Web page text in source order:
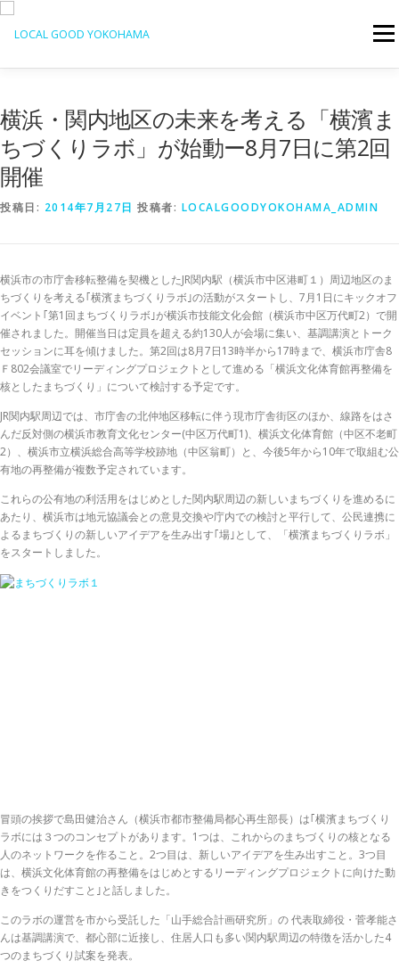
ス
キ
ッ
プ
メニ
横浜・関内地区の未来を考える「横濱ま
ちづくりラボ」が始動ー8月7日に第2回
開催
投稿日: 2014年7月27日 投稿者: LOCALGOODYOKOHAMA_ADMIN
横浜市の市庁舎移転整備を契機としたJR関内駅（横浜市中区港町１）周辺地区のま
ちづくりを考える｢横濱まちづくりラボ｣の活動がスタートし、7月1日にキックオフ
イベント｢第1回まちづくりラボ｣が横浜市技能文化会館（横浜市中区万代町2）で開
催されました。開催当日は定員を超える約130人が会場に集い、基調講演とトーク
セッションに耳を傾けました。第2回は8月7日13時半から17時まで、横浜市庁舎8
Ｆ802会議室でリーディングプロジェクトとして進める「横浜文化体育館再整備を
核としたまちづくり」について検討する予定です。
JR関内駅周辺では、市庁舎の北仲地区移転に伴う現市庁舎街区のほか、線路をはさ
んだ反対側の横浜市教育文化センター(中区万代町1)、横浜文化体育館（中区不老町
2）、横浜市立横浜総合高等学校跡地（中区翁町）と、今後5年から10年で取組む公
有地の再整備が複数予定されています。
これらの公有地の利活用をはじめとした関内駅周辺の新しいまちづくりを進めるに
あたり、横浜市は地元協議会との意見交換や庁内での検討と平行して、公民連携に
よるまちづくりの新しいアイデアを生み出す｢場｣として、「横濱まちづくりラボ」
をスタートしました。
冒頭の挨拶で島田健治さん（横浜市都市整備局都心再生部長）は｢横濱まちづくり
ラボには３つのコンセプトがあります。1つは、これからのまちづくりの核となる
人のネットワークを作ること。2つ目は、新しいアイデアを生み出すこと。3つ目
は、横浜文化体育館の再整備をはじめとするリーディングプロジェクトに向けた動
きをつくりだすこと｣と話しました。
このラボの運営を市から受託した「山手総合計画研究所」の 代表取締役・菅孝能さ
んは基調講演で、都心部に近接し、住居人口も多い関内駅周辺の特徴を活かした4
つのまちづくり試案を発表。